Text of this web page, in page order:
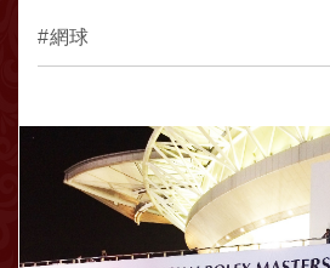
網球